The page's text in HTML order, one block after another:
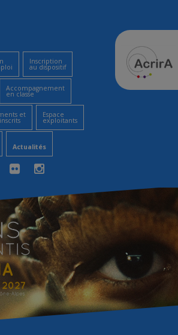
Inscription
au dispositif
Accompagnement
en classe
et Espace
exploitants
Actualités